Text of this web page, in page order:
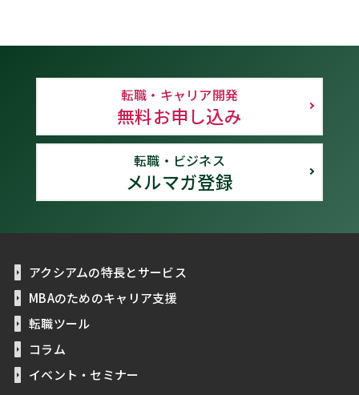
転職・キャリア開発
無料お申し込み
転職・ビジネス
メルマガ登録
アクシアムの特長とサービス
MBAのためのキャリア支援
転職ツール
コラム
イベント・セミナー